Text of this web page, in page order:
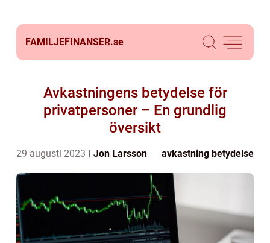
FAMILJEFINANSER.se
Avkastningens betydelse för
privatpersoner – En grundlig
översikt
29 augusti 2023 Jon Larsson avkastning betydelse